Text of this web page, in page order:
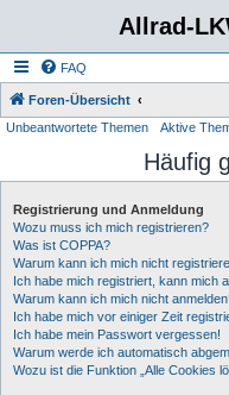
Allrad-
FAQ
Foren-Übersicht
Unbeantwortete Themen Aktive
Häufig
Registrierung und Anmeldung
Wozu muss ich mich registrieren?
Was ist COPPA?
Warum kann ich mich nicht
Ich habe mich registriert, kann mich
Warum kann ich mich nicht
Ich habe mich vor einiger Zeit
Ich habe mein Passwort vergessen!
Warum werde ich automatisch
Wozu ist die Funktion „Alle Cookies